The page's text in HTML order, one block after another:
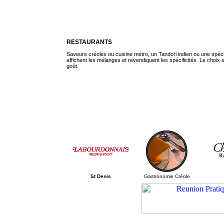
RESTAURANTS
Saveurs créoles ou cuisine métro, un Tandori indien ou une
affichent les mélanges et revendiquent les spécificités. Le
goût.
St Denis Gastronomie Créole